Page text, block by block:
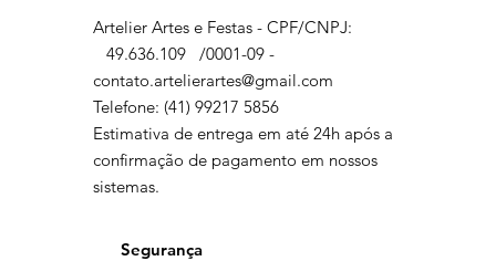
Artelier Artes e Festas - CPF/CNPJ:
49.636.109
/0001-09 -
contato.artelierartes@gmail.com
Telefone: (41) 99217 5856
Estimativa de entrega em até 24h após a
confirmação de pagamento em nossos
sistemas.
Segurança